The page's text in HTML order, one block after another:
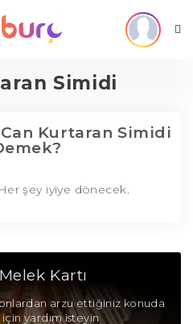
Simidi
Kurtaran Simidi
şey iyiye dönecek.
Kartı
arzu ettiğiniz konuda
yardım isteyin